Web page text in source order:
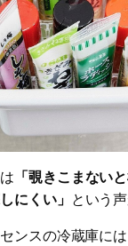
「覗きこまない
にくい」 という
ンスの冷蔵庫に